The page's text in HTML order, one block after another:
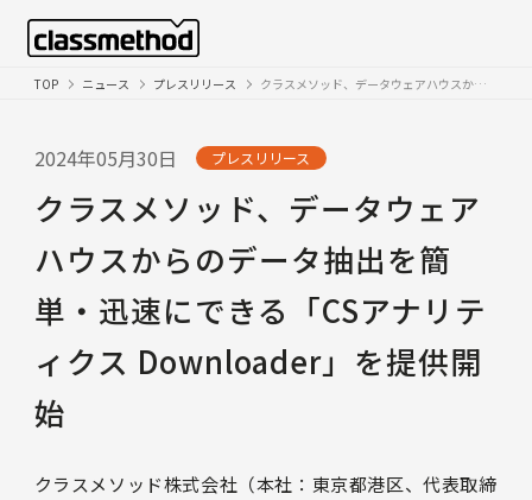
TOP ニュース プレスリリース クラスメソッド、データウェアハウスからのデータ抽出を簡単・迅速にできる「CSアナリティクス Downloader」を提供開始
2024年05月30日 プレスリリース
クラスメソッド、データウェア
ハウスからのデータ抽出を簡
単・迅速にできる「CSアナリテ
ィクス Downloader」を提供開
始
クラスメソッド株式会社（本社：東京都港区、代表取締